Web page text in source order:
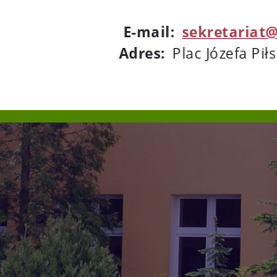
E-mail:
Adres: Plac Józefa